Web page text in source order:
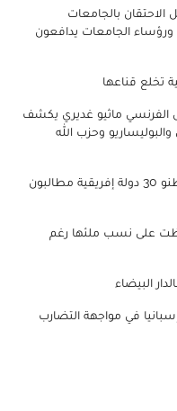
بالجامعات
الجامعات يدافعون
تخلع قناعها
ماثيو غديري يكشف
وحزب الله
تأشيرة الدخول للولايات المتحدة: مواطنو 30 دولة إفريقية مطالبون
على نسب ملئها رغم
البيضاء
في مواجهة التضارب